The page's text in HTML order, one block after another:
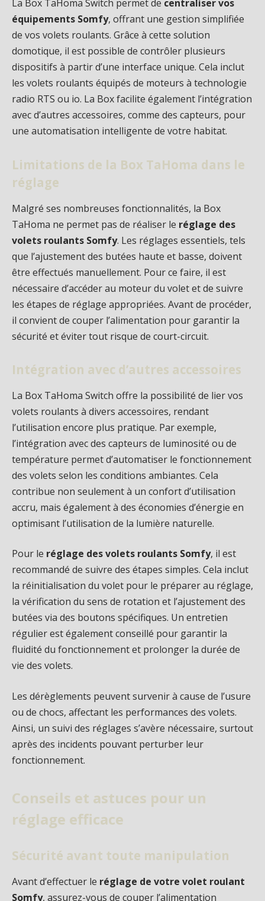
La Box TaHoma Switch permet de centraliser vos
équipements Somfy, offrant une gestion simplifiée
de vos volets roulants. Grâce à cette solution
domotique, il est possible de contrôler plusieurs
dispositifs à partir d’une interface unique. Cela inclut
les volets roulants équipés de moteurs à technologie
radio RTS ou io. La Box facilite également l’intégration
avec d’autres accessoires, comme des capteurs, pour
une automatisation intelligente de votre habitat.
Limitations de la Box TaHoma dans le
réglage
Malgré ses nombreuses fonctionnalités, la Box
TaHoma ne permet pas de réaliser le réglage des
volets roulants Somfy. Les réglages essentiels, tels
que l’ajustement des butées haute et basse, doivent
être effectués manuellement. Pour ce faire, il est
nécessaire d’accéder au moteur du volet et de suivre
les étapes de réglage appropriées. Avant de procéder,
il convient de couper l’alimentation pour garantir la
sécurité et éviter tout risque de court-circuit.
Intégration avec d’autres accessoires
La Box TaHoma Switch offre la possibilité de lier vos
volets roulants à divers accessoires, rendant
l’utilisation encore plus pratique. Par exemple,
l’intégration avec des capteurs de luminosité ou de
température permet d’automatiser le fonctionnement
des volets selon les conditions ambiantes. Cela
contribue non seulement à un confort d’utilisation
accru, mais également à des économies d’énergie en
optimisant l’utilisation de la lumière naturelle.
Pour le réglage des volets roulants Somfy, il est
recommandé de suivre des étapes simples. Cela inclut
la réinitialisation du volet pour le préparer au réglage,
la vérification du sens de rotation et l’ajustement des
butées via des boutons spécifiques. Un entretien
régulier est également conseillé pour garantir la
fluidité du fonctionnement et prolonger la durée de
vie des volets.
Les dérèglements peuvent survenir à cause de l’usure
ou de chocs, affectant les performances des volets.
Ainsi, un suivi des réglages s’avère nécessaire, surtout
après des incidents pouvant perturber leur
fonctionnement.
Conseils et astuces pour un
réglage efficace
Sécurité avant toute manipulation
Avant d’effectuer le réglage de votre volet roulant
Somfy, assurez-vous de couper l’alimentation